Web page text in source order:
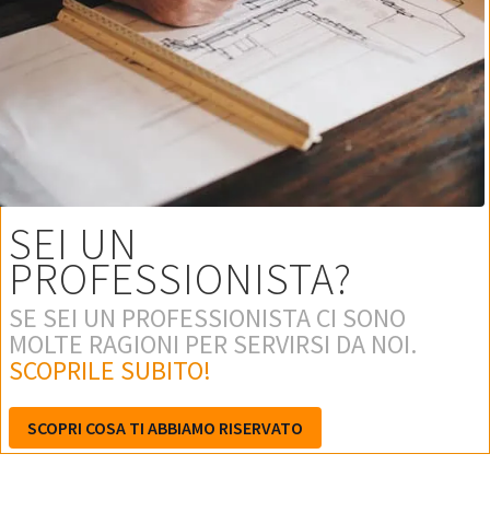
SEI UN
PROFESSIONISTA?
SE SEI UN PROFESSIONISTA CI SONO
MOLTE RAGIONI PER SERVIRSI DA NOI.
SCOPRILE SUBITO!
SCOPRI COSA TI ABBIAMO RISERVATO